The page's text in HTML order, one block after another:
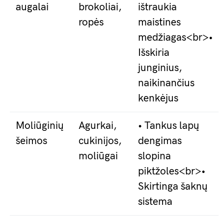
augalai
brokoliai,
ropės
ištraukia
maistines
medžiagas<br>•
Išskiria
junginius,
naikinančius
kenkėjus
Moliūginių
šeimos
Agurkai,
cukinijos,
moliūgai
• Tankus lapų
dengimas
slopina
piktžoles<br>•
Skirtinga šaknų
sistema